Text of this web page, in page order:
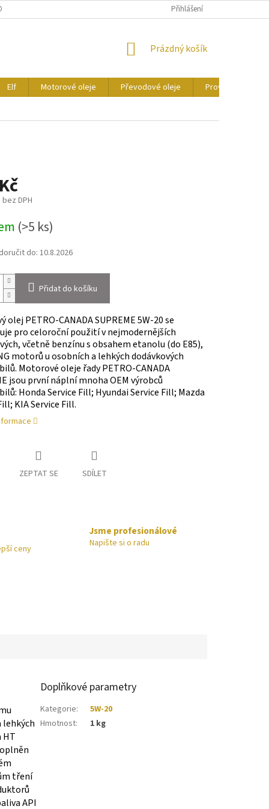
Přihlášení
NÁKUPNÍ
Prázdný košík
Elf Motorové oleje Převodové oleje Provozní kapaliny
DPH
(>5 ks)
do: 10.8.2026
Přidat do košíku
olej PETRO-CANADA SUPREME 5W-20se
pro celoroční použití vnejmodernějších
včetně benzínu s obsahem etanolu (do E85),
motorů u osobních a lehkých dodávkových
. Motorové oleje řady PETRO-CANADA
jsou první náplní mnoha OEM výrobců
Honda Service Fill; Hyundai Service Fill; Mazda
KIA Service Fill.
ZEPTAT SE SDÍLET
ceny
Jsme profesionálové
Napište si o radu
lehkých
HT
tření
API
Doplňkové parametry
Kategorie:
5W-20
Hmotnost: 1 kg